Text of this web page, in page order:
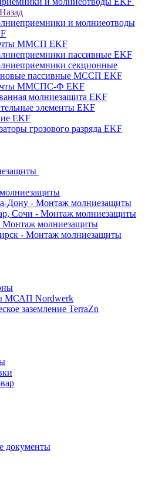
Назад
и молниеотводы
ММСП EKF
пассивные EKF
секционные
пассивные МССП EKF
ММСПС-Ф EKF
молниезащита EKF
элементы EKF
EKF
грозового разряда EKF
Дону - Монтаж молниезащиты
Сочи - Монтаж молниезащиты
Монтаж молниезащиты
- Монтаж молниезащиты
МСАП Nordwerk
заземление TerraZn
документы